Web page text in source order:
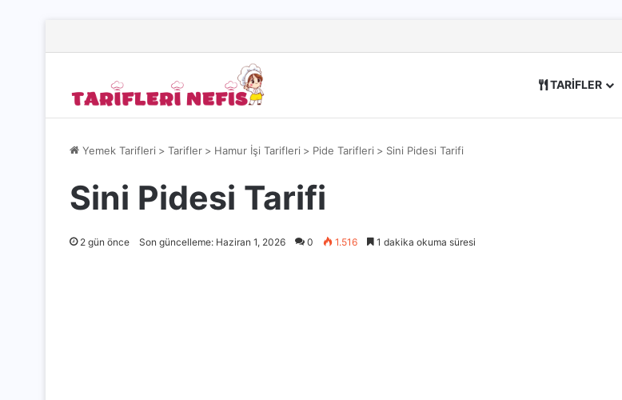
TARİFLER
Yemek Tarifleri > Tarifler > Hamur İşi Tarifleri > Pide Tarifleri > Sini Pidesi Tarifi
Sini Pidesi Tarifi
2 gün önce Son güncelleme: Haziran 1, 2026 0 1.516 1 dakika okuma süresi